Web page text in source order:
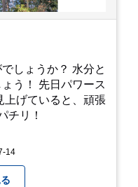
しょうか？ 水分と
う！ 先日パワース
上げていると、頑張
チリ！
14